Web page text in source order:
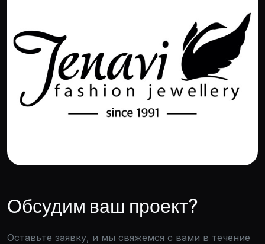
Обсудим ваш проект?
Оставьте заявку, и мы свяжемся с вами в течение